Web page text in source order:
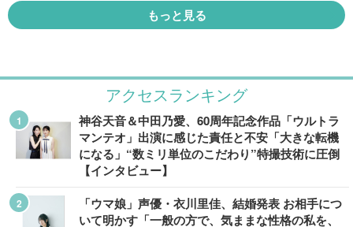
もっと見る
アクセスランキング
神谷天音＆中田乃愛、60周年記念作品「ウルトラ
マンテオ」出演に感じた責任と不安「大きな転機
になる」“数ミリ単位のこだわり”特撮技術に圧倒
【インタビュー】
「ウマ娘」声優・衣川里佳、結婚発表 お相手につ
いて明かす「一般の方で、気ままな性格の私を、